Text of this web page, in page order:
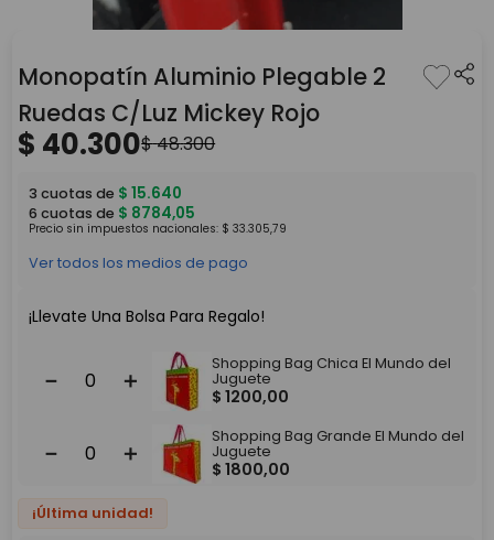
Monopatín Aluminio Plegable 2
Ruedas C/Luz Mickey Rojo
$ 40.300$48.300
3 cuotas de $ 15.640
6 cuotas de $ 8784,05
Precio sin impuestos nacionales: $ 33.305,79
Ver todos los medios de pago
¡Llevate Una Bolsa Para Regalo!
＋
－
Shopping Bag Chica El Mundo del
Juguete
$ 1200,00
＋
－
Shopping Bag Grande El Mundo del
Juguete
$ 1800,00
¡Última unidad!